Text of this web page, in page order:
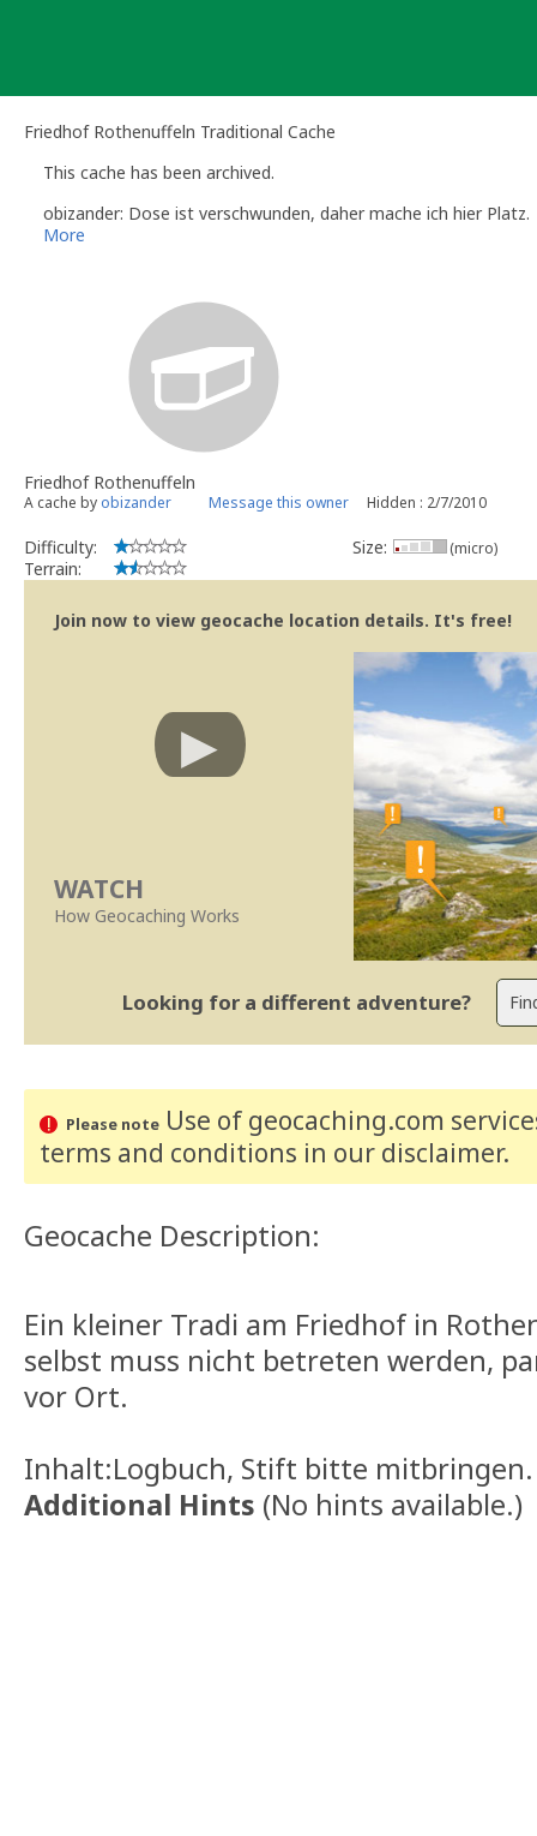
Friedhof Rothenuffeln Traditional Cache
This cache has been archived.
obizander: Dose ist verschwunden, daher mache ich hier Platz.
More
Friedhof Rothenuffeln
A cache by obizander Message this owner Hidden : 2/7/2010
Difficulty:
Terrain:
Size: (micro)
Join now to view geocache location details. It's free!
WATCH
How Geocaching Works
Looking for a different adventure?
Please noteUse of geocaching.com
terms and conditions in our disclaimer.
Geocache Description:
Ein kleiner Tradi am Friedhof in
selbst muss nicht betreten werden,
vor Ort.
Inhalt:Logbuch, Stift bitte mitbringen.
Additional Hints (No hints available.)